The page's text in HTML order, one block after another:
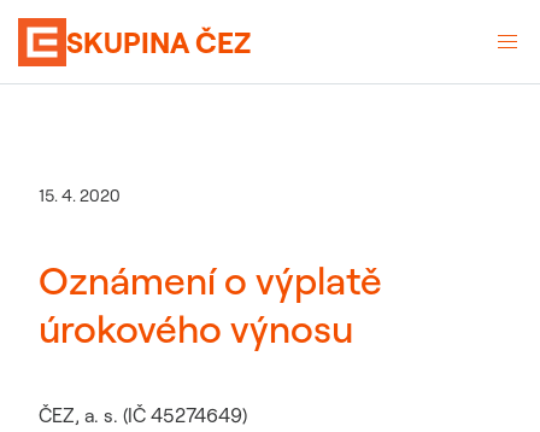
SKUPINA ČEZ
15. 4. 2020
Oznámení o výplatě
úrokového výnosu
ČEZ, a. s. (IČ 45274649)